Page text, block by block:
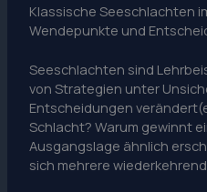
Klassische Seeschlachten
Wendepunkte und
Seeschlachten sind
von Strategien unter
Entscheidungen
Schlacht? Warum gewinnt
Ausgangslage ähnlich
sich mehrere